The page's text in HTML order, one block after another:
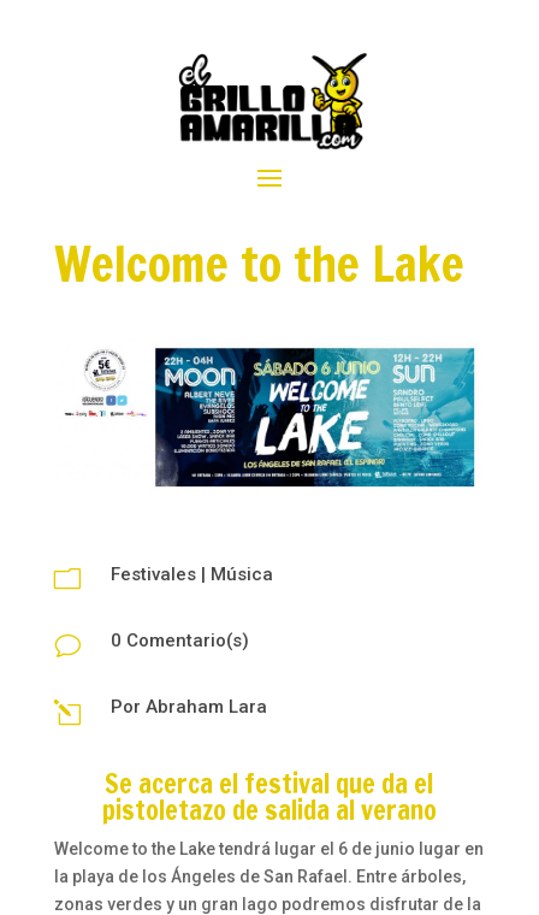
Welcome to the Lake
m Festivales| Música
v 0 Comentario(s)
l Por Abraham Lara
Se acerca el festival que da el
pistoletazo de salida al verano
Welcome to the Lake tendrá lugar el 6 de junio lugar en
la playa de los Ángeles de San Rafael. Entre árboles,
zonas verdes y un gran lago podremos disfrutar de la